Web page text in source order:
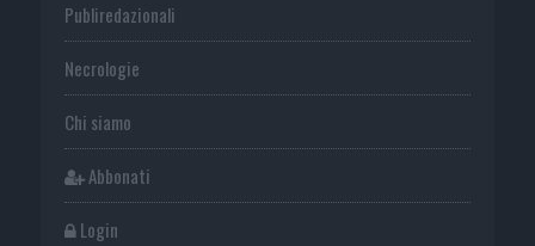
Publiredazionali
Necrologie
Chi siamo
Abbonati
Login